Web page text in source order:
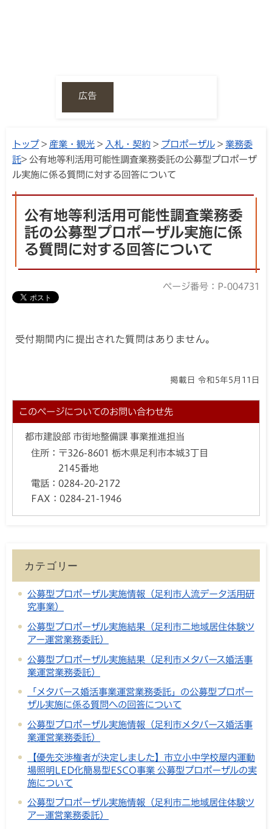
広告
トップ> 産業・観光 > 入札・契約 > プロポーザル > 業務委
託> 公有地等利活用可能性調査業務委託の公募型プロポーザ
ル実施に係る質問に対する回答について
公有地等利活用可能性調査業務委
託の公募型プロポーザル実施に係
る質問に対する回答について
ページ番号：P-004731
受付期間内に提出された質問はありません。
掲載日 令和5年5月11日
このページについてのお問い合わせ先
都市建設部 市街地整備課 事業推進担当
住所： 〒326-8601 栃木県足利市本城3丁目
2145番地
電話： 0284-20-2172
FAX： 0284-21-1946
カテゴリー
公募型プロポーザル実施情報（足利市人流データ活用研
究事業）
公募型プロポーザル実施結果（足利市二地域居住体験ツ
アー運営業務委託）
公募型プロポーザル実施結果（足利市メタバース婚活事
業運営業務委託）
「メタバース婚活事業運営業務委託」の公募型プロポー
ザル実施に係る質問への回答について
公募型プロポーザル実施情報（足利市メタバース婚活事
業運営業務委託）
【優先交渉権者が決定しました】市立小中学校屋内運動
場照明LED化簡易型ESCO事業 公募型プロポーザルの実
施について
公募型プロポーザル実施情報（足利市二地域居住体験ツ
アー運営業務委託）